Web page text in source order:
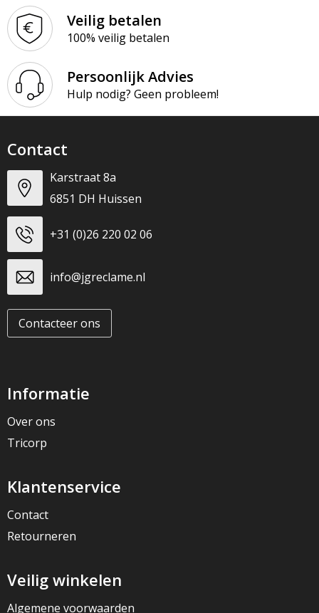
Veilig betalen
100% veilig betalen
Persoonlijk Advies
Hulp nodig? Geen probleem!
Contact
Karstraat 8a
6851 DH Huissen
+31 (0)26 220 02 06
info@jgreclame.nl
Contacteer ons
Informatie
Over ons
Tricorp
Klantenservice
Contact
Retourneren
Veilig winkelen
Algemene voorwaarden